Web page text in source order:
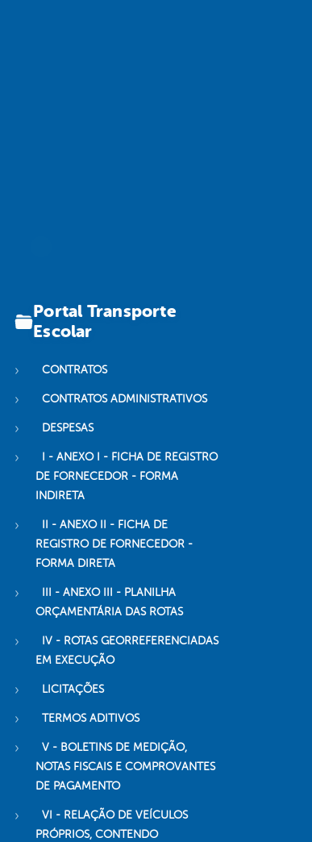
Portal Transporte
Escolar
CONTRATOS
CONTRATOS ADMINISTRATIVOS
DESPESAS
I - ANEXO I - FICHA DE REGISTRO
DE FORNECEDOR - FORMA
INDIRETA
II - ANEXO II - FICHA DE
REGISTRO DE FORNECEDOR -
FORMA DIRETA
III - ANEXO III - PLANILHA
ORÇAMENTÁRIA DAS ROTAS
IV - ROTAS GEORREFERENCIADAS
EM EXECUÇÃO
LICITAÇÕES
TERMOS ADITIVOS
V - BOLETINS DE MEDIÇÃO,
NOTAS FISCAIS E COMPROVANTES
DE PAGAMENTO
VI - RELAÇÃO DE VEÍCULOS
PRÓPRIOS, CONTENDO